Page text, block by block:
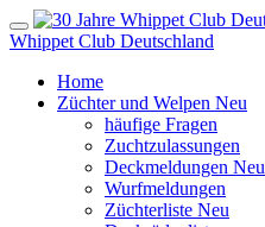
Whippet Club Deutschland
Home
Züchter und Welpen Neu
häufige Fragen
Zuchtzulassungen
Deckmeldungen Neu
Wurfmeldungen
Züchterliste Neu